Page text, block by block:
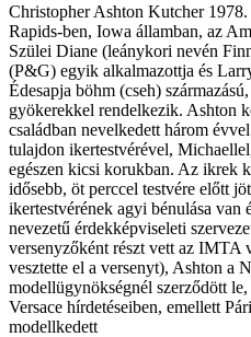
Christopher Ashton Kutcher
Rapids-ben, Iowa államban, az
Szülei Diane (leánykori nevén
(P&G) egyik alkalmazottja és
Édesapja böhm (cseh)
gyökerekkel rendelkezik. Ashton
családban nevelkedett három
tulajdon ikertestvérével,
egészen kicsi korukban. Az ikrek
idősebb, öt perccel testvére előtt
ikertestvérének agyi bénulása van
nevezetű érdekképviseleti
versenyzőként részt vett az IMTA
vesztette el a versenyt), Ashton a
modellügynökségnél szerződött
Versace hírdetéseiben, emellett
modellkedett